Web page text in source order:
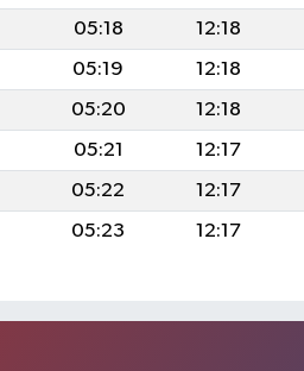
05:18 12:18
05:19 12:18
05:20 12:18
05:21 12:17
05:22 12:17
05:23 12:17